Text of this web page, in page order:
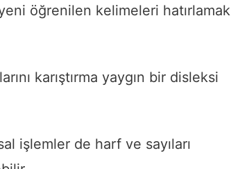
öğrenilen kelimeleri hatırlamak
karıştırma yaygın bir disleksi
işlemler de harf ve sayıları